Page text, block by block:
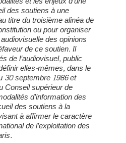
des soutiens à une
titre du troisième alinéa de
ou pour organiser
des opinions
de ce soutien. Il
de l’audiovisuel, public
elles-mêmes, dans le
30 septembre 1986 et
Conseil supérieur de
d’information des
des soutiens à la
à affirmer le caractère
de l’exploitation des